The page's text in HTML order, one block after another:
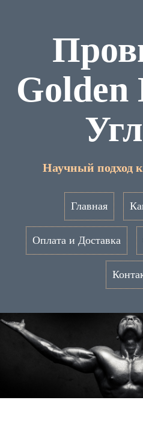
Golden
Научный подход
Главная
Оплата и Доставка